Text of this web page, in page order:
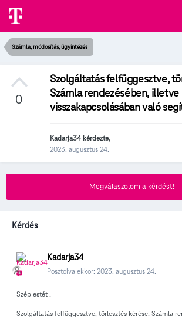
Számla, módosítás, ügyintézés
0
Szolgáltatás felfüggesztve,
Számla rendezésében, illetve
visszakapcsolásában való
Kadarja34 kérdezte,
2023. augusztus 24.
Megválaszolom a kérdést!
Kérdés
Kadarja34
Posztolva ekkor: 2023. augusztus 24.
Szép estét !
Szolgáltatás felfüggesztve, törlesztés kérése! Számla